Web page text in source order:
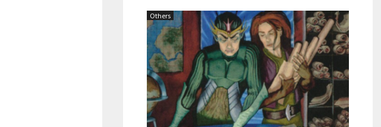
Others